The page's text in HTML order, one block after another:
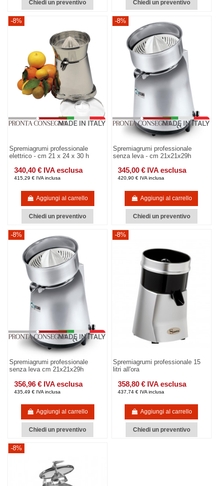
Chiedi un preventivo Chiedi un preventivo
-8%
Spremiagrumi professionale
elettrico - cm 21 x 24 x 30 h
340,40 € IVA esclusa
415,29 € IVA inclusa
Aggiungi al carrello
Chiedi un preventivo
-8%
Spremiagrumi professionale
senza leva - cm 21x21x29h
345,00 € IVA esclusa
420,90 € IVA inclusa
Aggiungi al carrello
Chiedi un preventivo
-8%
Spremiagrumi professionale
senza leva cm 21x21x29h
356,96 € IVA esclusa
435,49 € IVA inclusa
Aggiungi al carrello
Chiedi un preventivo
-8%
Spremiagrumi professionale 15
litri all'ora
358,80 € IVA esclusa
437,74 € IVA inclusa
Aggiungi al carrello
Chiedi un preventivo
-8%